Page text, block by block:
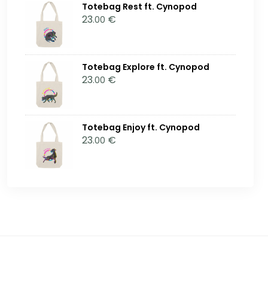
Totebag Rest ft. Cynopod
23.00 €
Totebag Explore ft. Cynopod
23.00 €
Totebag Enjoy ft. Cynopod
23.00 €